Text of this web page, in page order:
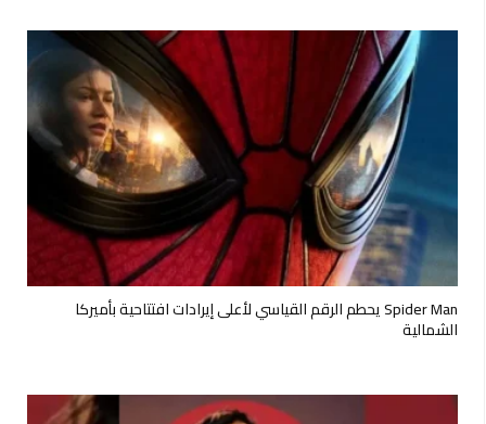
Spider Man يحطم الرقم القياسي لأعلى إيرادات افتتاحية بأميركا
الشمالية